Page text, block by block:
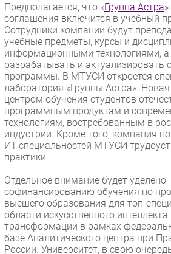
Каталог компаний
Предполагается, что «Группа Астра
соглашения включится в учебный
Сотрудники компании будут
учебные предметы, курсы и
информационными технологиями, а
разрабатывать и актуализировать
программы. В МТУСИ откроется
лаборатория «Группы Астра».
центром обучения студентов
программным продуктам и
технологиям, востребованным в
индустрии. Кроме того, компания
ИТ-специальностей МТУСИ
практики.
Отдельное внимание будет уделено
софинансированию обучения по
высшего образования для топ-
области искусственного
трансформации в рамках
базе Аналитического центра при
России. Университет, в свою